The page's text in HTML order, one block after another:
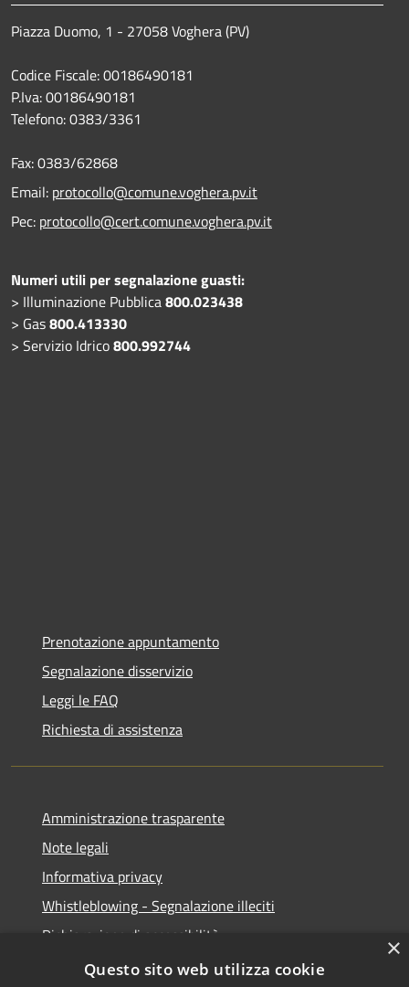
Piazza Duomo, 1 - 27058 Voghera (PV)
Codice Fiscale: 00186490181
P.Iva: 00186490181
Telefono:0383/3361
Fax:0383/62868
Email: protocollo@comune.voghera.pv.it
Pec: protocollo@cert.comune.voghera.pv.it
Numeri utili per segnalazione guasti:
> Illuminazione Pubblica800.023438
> Gas800.413330
> Servizio Idrico800.992744
Prenotazione appuntamento
Segnalazione disservizio
Leggi le FAQ
Richiesta di assistenza
Amministrazione trasparente
Note legali
Informativa privacy
Whistleblowing - Segnalazione illeciti
Dichiarazione di accessibilità
Obiettivi di acessibilità
×
Questo sito web utilizza cookie